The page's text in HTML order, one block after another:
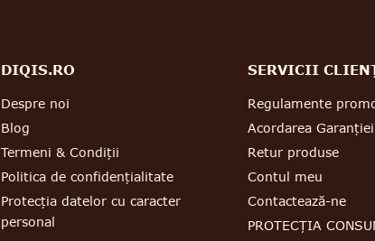
DIQIS.RO
Despre noi
Blog
Termeni & Condiții
Politica de confidențialitate
Protecția datelor cu caracter
personal
SERVICII
Regulamente
Acordarea Garanției
Retur produse
Contul meu
Contactează-ne
PROTECȚIA